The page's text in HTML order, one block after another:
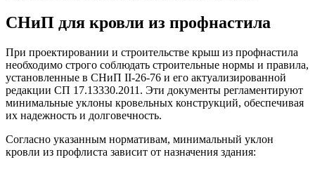
СНиП для кровли из профнастила
При проектировании и строительстве крыш из профнастила
необходимо строго соблюдать строительные нормы и правила,
установленные в СНиП II-26-76 и его актуализированной
редакции СП 17.13330.2011. Эти документы регламентируют
минимальные уклоны кровельных конструкций, обеспечивая
их надежность и долговечность.
Согласно указанным нормативам, минимальный уклон
кровли из профлиста зависит от назначения здания: